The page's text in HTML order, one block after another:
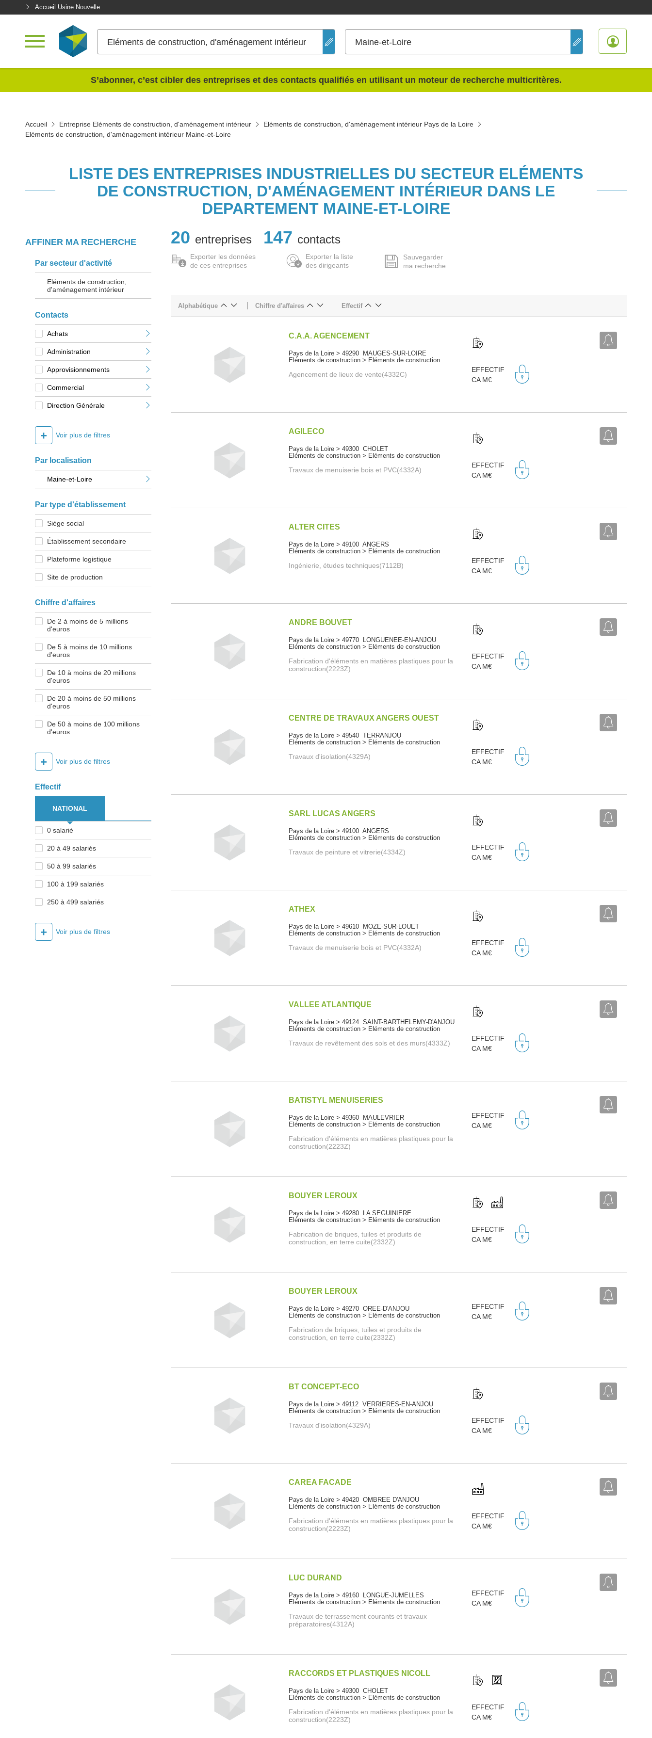
Accueil Usine Nouvelle
Eléments de construction, d'aménagement intérieur Maine-et-Loire
S’abonner, c’est cibler des entreprises et des contacts qualifiés en utilisant un moteur de recherche multicritères.
Accueil Entreprise Eléments de construction, d'aménagement intérieur
Eléments de construction, d'aménagement intérieur Pays de la Loire
Eléments de construction, d'aménagement intérieur Maine-et-Loire
LISTE DES ENTREPRISES INDUSTRIELLES DU SECTEUR ELÉMENTS
DE CONSTRUCTION, D'AMÉNAGEMENT INTÉRIEUR DANS LE
DEPARTEMENT MAINE-ET-LOIRE
AFFINER MA RECHERCHE
Par secteur d'activité
Eléments de construction,
d'aménagement intérieur
Contacts
Achats
Administration
Approvisionnements
Commercial
Direction Générale
+ Voir plus de filtres
Par localisation
Maine-et-Loire
Par type d'établissement
Siège social
Établissement secondaire
Plateforme logistique
Site de production
Chiffre d'affaires
De 2 à moins de 5 millions
d'euros
De 5 à moins de 10 millions
d'euros
De 10 à moins de 20 millions
d'euros
De 20 à moins de 50 millions
d'euros
De 50 à moins de 100 millions
d'euros
+ Voir plus de filtres
Effectif
NATIONAL
0 salarié
20 à 49 salariés
50 à 99 salariés
100 à 199 salariés
250 à 499 salariés
+ Voir plus de filtres
20 entreprises 147 contacts
Exporter les données
de ces entreprises
Exporter la liste
des dirigeants
Sauvegarder
ma recherche
Alphabétique Chiffre d'affaires Effectif
C.A.A. AGENCEMENT
Pays de la Loire > 49290 MAUGES-SUR-LOIRE
Eléments de construction > Eléments de construction
Agencement de lieux de vente(4332C)
EFFECTIF
CA M€
AGILECO
Pays de la Loire > 49300 CHOLET
Eléments de construction > Eléments de construction
Travaux de menuiserie bois et PVC(4332A)
EFFECTIF
CA M€
ALTER CITES
Pays de la Loire > 49100 ANGERS
Eléments de construction > Eléments de construction
Ingénierie, études techniques(7112B)
EFFECTIF
CA M€
ANDRE BOUVET
Pays de la Loire > 49770 LONGUENEE-EN-ANJOU
Eléments de construction > Eléments de construction
Fabrication d'éléments en matières plastiques pour la
construction(2223Z)
EFFECTIF
CA M€
CENTRE DE TRAVAUX ANGERS OUEST
Pays de la Loire > 49540 TERRANJOU
Eléments de construction > Eléments de construction
Travaux d'isolation(4329A)
EFFECTIF
CA M€
SARL LUCAS ANGERS
Pays de la Loire > 49100 ANGERS
Eléments de construction > Eléments de construction
Travaux de peinture et vitrerie(4334Z)
EFFECTIF
CA M€
ATHEX
Pays de la Loire > 49610 MOZE-SUR-LOUET
Eléments de construction > Eléments de construction
Travaux de menuiserie bois et PVC(4332A)
EFFECTIF
CA M€
VALLEE ATLANTIQUE
Pays de la Loire > 49124 SAINT-BARTHELEMY-D'ANJOU
Eléments de construction > Eléments de construction
Travaux de revêtement des sols et des murs(4333Z)
EFFECTIF
CA M€
BATISTYL MENUISERIES
Pays de la Loire > 49360 MAULEVRIER
Eléments de construction > Eléments de construction
Fabrication d'éléments en matières plastiques pour la
construction(2223Z)
EFFECTIF
CA M€
BOUYER LEROUX
Pays de la Loire > 49280 LA SEGUINIERE
Eléments de construction > Eléments de construction
Fabrication de briques, tuiles et produits de
construction, en terre cuite(2332Z)
EFFECTIF
CA M€
BOUYER LEROUX
Pays de la Loire > 49270 OREE-D'ANJOU
Eléments de construction > Eléments de construction
Fabrication de briques, tuiles et produits de
construction, en terre cuite(2332Z)
EFFECTIF
CA M€
BT CONCEPT-ECO
Pays de la Loire > 49112 VERRIERES-EN-ANJOU
Eléments de construction > Eléments de construction
Travaux d'isolation(4329A)
EFFECTIF
CA M€
CAREA FACADE
Pays de la Loire > 49420 OMBREE D'ANJOU
Eléments de construction > Eléments de construction
Fabrication d'éléments en matières plastiques pour la
construction(2223Z)
EFFECTIF
CA M€
LUC DURAND
Pays de la Loire > 49160 LONGUE-JUMELLES
Eléments de construction > Eléments de construction
Travaux de terrassement courants et travaux
préparatoires(4312A)
EFFECTIF
CA M€
RACCORDS ET PLASTIQUES NICOLL
Pays de la Loire > 49300 CHOLET
Eléments de construction > Eléments de construction
Fabrication d'éléments en matières plastiques pour la
construction(2223Z)
EFFECTIF
CA M€